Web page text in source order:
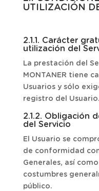
UTILIZACIÓN
2.1.1. Carácter
utilización del
La prestación del
MONTANER tiene
Usuarios y sólo
registro del Usuario.
2.1.2. Obligación
del Servicio
El Usuario se
de conformidad
Generales, así
costumbres
público.